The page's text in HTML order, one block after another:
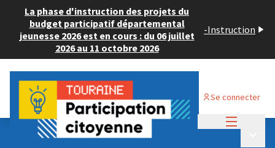
La phase d'instruction des projets du
budget participatif départemental
jeunesse 2026 est en cours : du 06 juillet
2026 au 11 octobre 2026
-Instruction
Se connecter
Budget Participatif ADULTE 2024
💡 Déposer un projet